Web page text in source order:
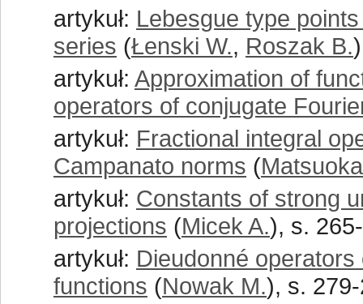
artykuł: Lebesgue type
series (Łenski W., Roszak B.
artykuł: Approximation of
operators of conjugate
artykuł: Fractional integral
Campanato norms (
artykuł: Constants of strong
projections (Micek A.), s.
artykuł: Dieudonné
functions (Nowak M.), s.